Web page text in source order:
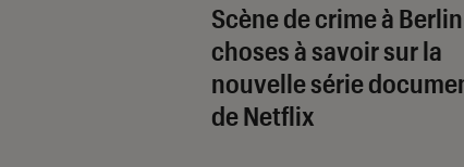
Scène de crime à Berlin
choses à savoir sur la
nouvelle série
de Netflix